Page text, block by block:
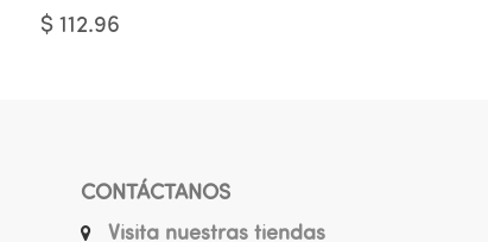
$ 112.96
CONTÁCTANOS
Visita nuestras tiendas